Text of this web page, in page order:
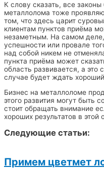
К слову сказать, все
металлолома тоже
том, что здесь царит
клиентам пунктов приёма
незаметным. На самом
успешности или провале
над собой никем не
пункта приёма может
область развивается, а
случае будет ждать хороший
Бизнес на металлоломе
этого развития могут быть
стоит обращать внимание
хороших результатов в этой
Следующие статьи:
Примем цветмет